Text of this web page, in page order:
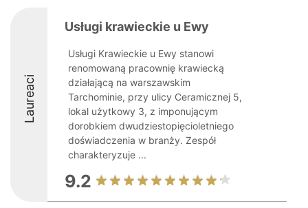
Laureaci
Usługi krawieckie u Ewy
Usługi Krawieckie u Ewy stanowi
renomowaną pracownię krawiecką
działającą na warszawskim
Tarchominie, przy ulicy Ceramicznej 5,
lokal użytkowy 3, z imponującym
dorobkiem dwudziestopięcioletniego
doświadczenia w branży. Zespół
charakteryzuje ...
9.2